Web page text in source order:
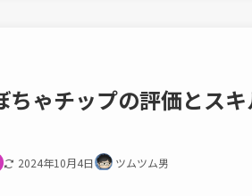
ちゃチップの評価とス
2024年10月4日 ツムツム男